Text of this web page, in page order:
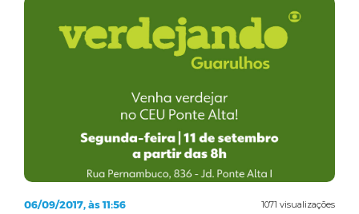
1071 visualizações
06/09/2017, às 11:56